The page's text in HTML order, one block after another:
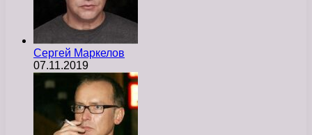
Сергей Маркелов
07.11.2019